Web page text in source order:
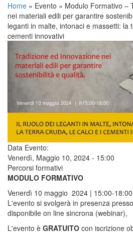
Home » Evento » Modulo Formativo –
nei materiali edili per garantire
leganti in malte, intonaci e massetti: la
cementi innovativi
Data Evento:
Venerdì, Maggio 10, 2024 - 15:00
Percorsi formativi
MODULO FORMATIVO
Venerdì 10 maggio 2024 | 15:00-18:00
L'evento si svolgerà in presenza
disponibile on line sincrona (webinar),
L'evento è GRATUITO con iscrizione